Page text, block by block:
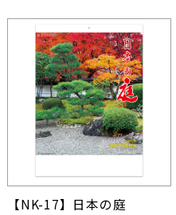
【NK-17】日本の庭